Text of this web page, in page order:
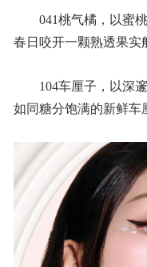
041桃气橘，以蜜
春日咬开一颗熟透果实
104车厘子，以深
如同糖分饱满的新鲜车